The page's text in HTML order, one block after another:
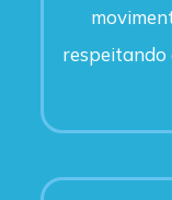
respeitando